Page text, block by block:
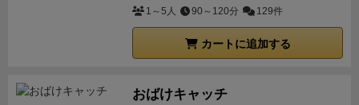
1～5人 90～120分 129件
カートに追加する
おばけキャッチ